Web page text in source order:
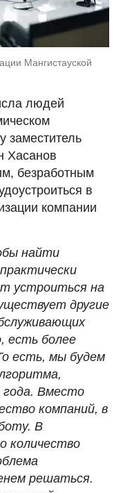
Мангистауской
людей
заместитель
Хасанов
безработным
в
компании
найти
устроиться на
другие
есть более
есть, мы будем
Вместо
компаний, в
В
количество
решаться.